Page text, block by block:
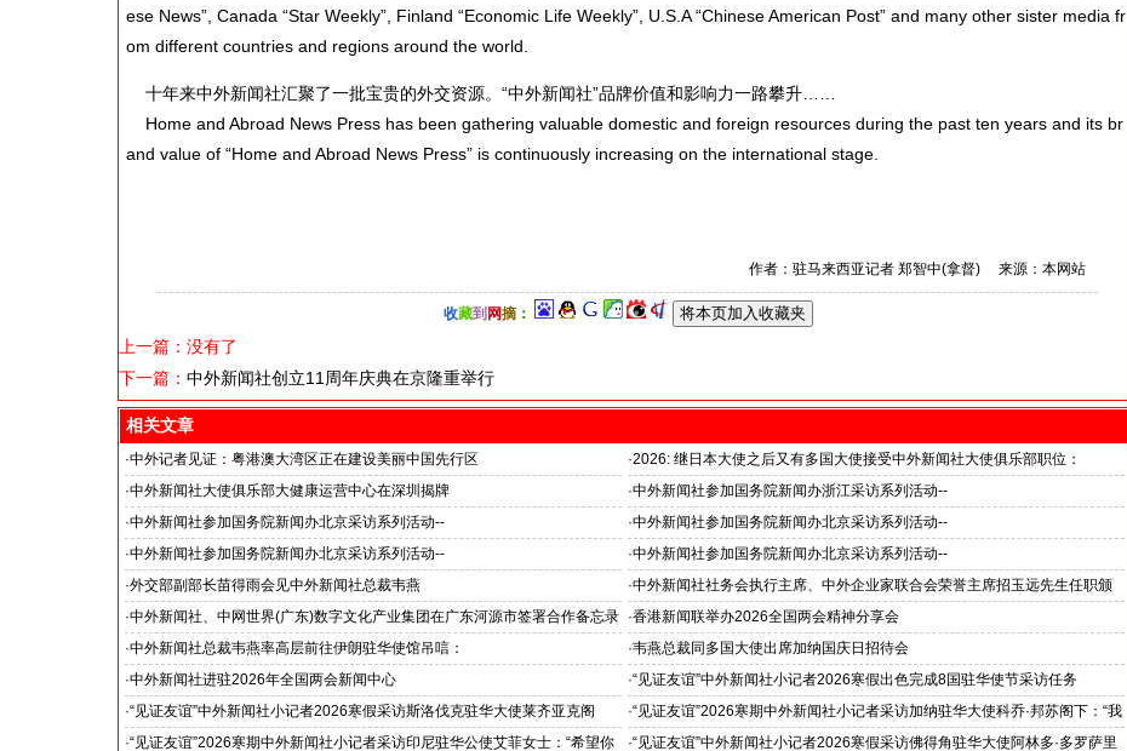
ese News”, Canada “Star Weekly”, Finland “Economic Life Weekly”, U.S.A “Chinese American Post” and many other sister media fr
om different countries and regions around the world.
十年来中外新闻社汇聚了一批宝贵的外交资源。“中外新闻社”品牌价值和影响力一路攀升……
Home and Abroad News Press has been gathering valuable domestic and foreign resources during the past ten years and its br
and value of “Home and Abroad News Press” is continuously increasing on the international stage.
作者：驻马来西亚记者 郑智中(拿督) 来源：本网站
收藏到 网摘：
上一篇：没有了
下一篇： 中外新闻社创立11周年庆典在京隆重举行
相关文章
·中外记者见证：粤港澳大湾区正在建设美丽中国先行区 ·2026: 继日本大使之后又有多国大使接受中外新闻社大使俱乐部职位：
国之交在于民相亲, 民相亲在于心相通
·中外新闻社大使俱乐部大健康运营中心在深圳揭牌 ·中外新闻社参加国务院新闻办浙江采访系列活动--
推动科技创新和产业创新深度融合
·中外新闻社参加国务院新闻办北京采访系列活动--
“科技创新和产业创新”中外记者见面会
·中外新闻社参加国务院新闻办北京采访系列活动--
见证科技创新和产业创新高质量发展
·中外新闻社参加国务院新闻办北京采访系列活动--
小米汽车超越国际品牌
·中外新闻社参加国务院新闻办北京采访系列活动--
北京人形机器人创新中心打造具有全球影响力的应用示范高地
·外交部副部长苗得雨会见中外新闻社总裁韦燕 ·中外新闻社社务会执行主席、中外企业家联合会荣誉主席招玉远先生任职颁
证仪式在香港举行
·中外新闻社、中网世界(广东)数字文化产业集团在广东河源市签署合作备忘录 ·香港新闻联举办2026全国两会精神分享会
·中外新闻社总裁韦燕率高层前往伊朗驻华使馆吊唁：
对哈梅内伊最高领袖遇难表示沉痛哀悼
·韦燕总裁同多国大使出席加纳国庆日招待会
·中外新闻社进驻2026年全国两会新闻中心 ·“见证友谊”中外新闻社小记者2026寒假出色完成8国驻华使节采访任务
斯洛伐克驻华大使莱齐亚克阁下为小记者们颁发“优秀小记者(优秀小小外交
官)”证书
·“见证友谊”中外新闻社小记者2026寒假采访斯洛伐克驻华大使莱齐亚克阁
下：“希望斯中两国青少年成为推动中斯关系开启新篇章”
·“见证友谊”2026寒期中外新闻社小记者采访加纳驻华大使科乔·邦苏阁下：“我
十分享受在中国的时光……”
·“见证友谊”2026寒期中外新闻社小记者采访印尼驻华公使艾菲女士：“希望你 ·“见证友谊”中外新闻社小记者2026寒假采访佛得角驻华大使阿林多·多罗萨里